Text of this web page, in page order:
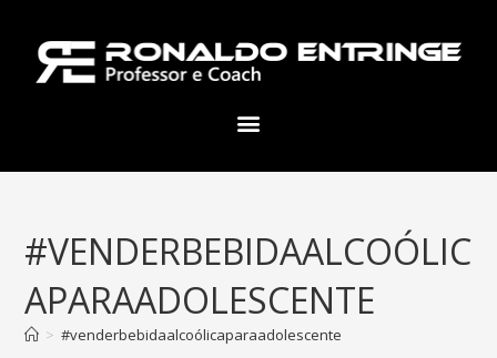
#VENDERBEBIDAALCOÓLIC
APARAADOLESCENTE
> #venderbebidaalcoólicaparaadolescente